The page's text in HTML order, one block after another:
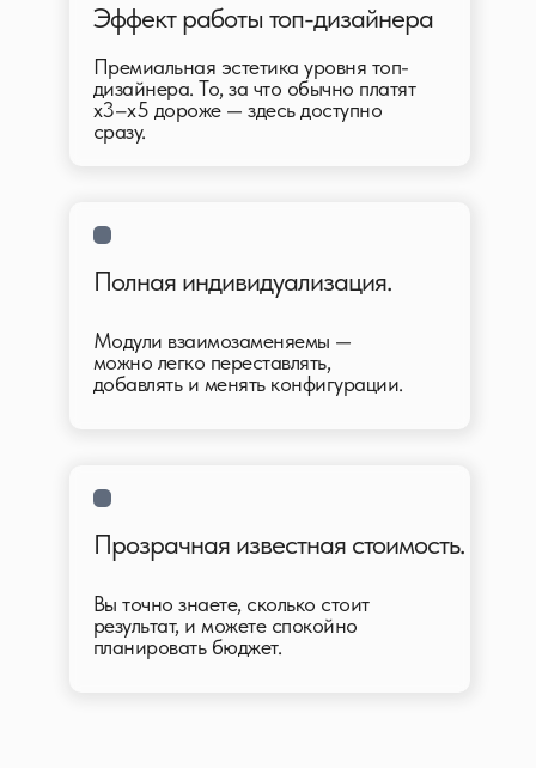
Премиальная эстетика уровня топ-
дизайнера. То, за что обычно платят
x3–x5 дороже — здесь доступно
сразу.
Эффект работы топ-дизайнера
Модули взаимозаменяемы —
можно легко переставлять,
добавлять и менять конфигурации.
Полная индивидуализация.
Вы точно знаете, сколько стоит
результат, и можете спокойно
планировать бюджет.
Прозрачная известная стоимость.